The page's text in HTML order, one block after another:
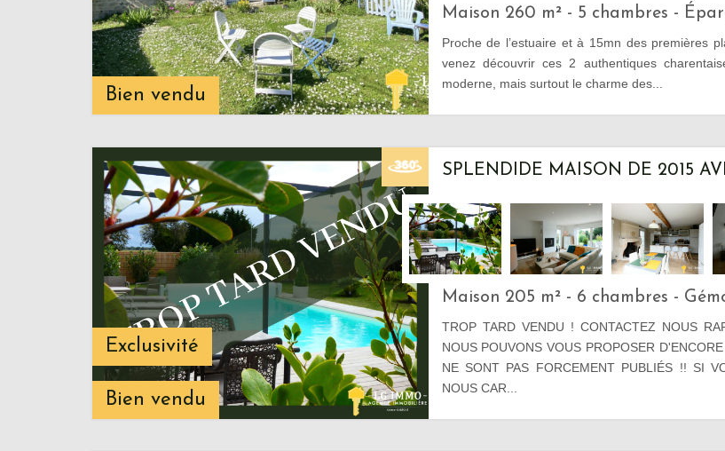
Bien vendu
Maison 260 m² - 5 chambres -
Proche de l’estuaire et à 15mn des premières
venez découvrir ces 2 authentiques
moderne, mais surtout le charme des...
Bien vendu
Exclusivité
SPLENDIDE MAISON DE 2015
Maison 205 m² - 6 chambres -
TROP TARD VENDU ! CONTACTEZ NOUS
NOUS POUVONS VOUS PROPOSER
NE SONT PAS FORCEMENT PUBLIÉS !! SI
NOUS CAR...